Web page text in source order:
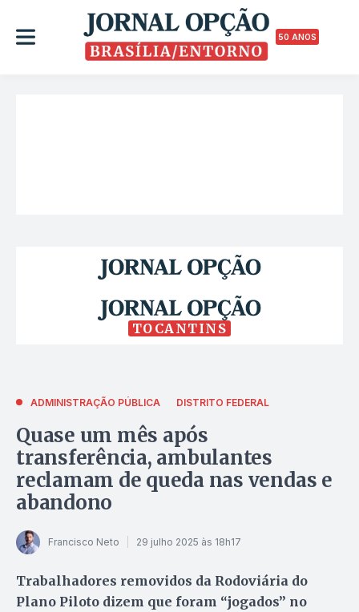
50 ANOS
TOCANTINS
ADMINISTRAÇÃO PÚBLICA DISTRITO FEDERAL
Quase um mês após
transferência, ambulantes
reclamam de queda nas vendas e
abandono
Francisco Neto 29 julho 2025 às 18h17
Trabalhadores removidos da Rodoviária do
Plano Piloto dizem que foram “jogados” no